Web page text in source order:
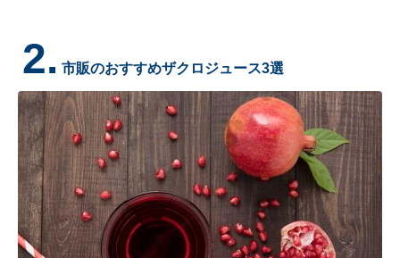
2. 市販のおすすめザクロジュース3選